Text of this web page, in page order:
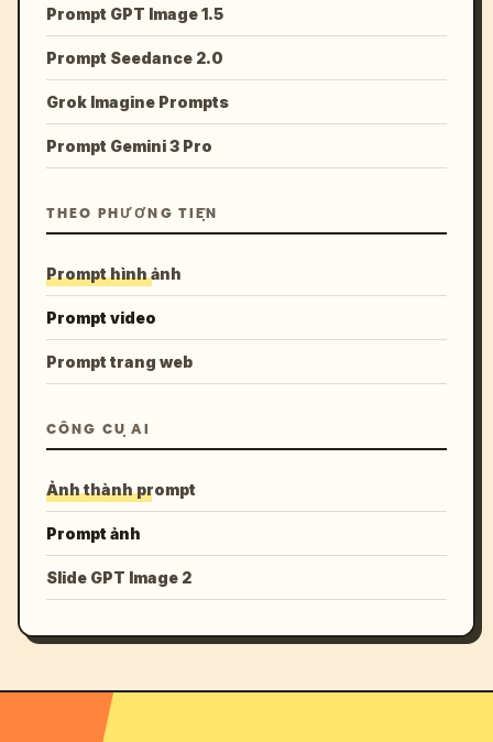
Prompt GPT Image 1.5
Prompt Seedance 2.0
Grok Imagine Prompts
Prompt Gemini 3 Pro
THEO PHƯƠNG TIỆN
Prompt hình ảnh
Prompt video
Prompt trang web
CÔNG CỤ AI
Ảnh thành prompt
Prompt ảnh
Slide GPT Image 2